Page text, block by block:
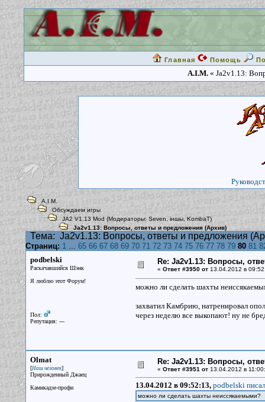
Главная Помощь
A.I.M.« Ja2v1.13:
A.I.M.
Обсуждаем игры
JA2 V1.13 Mod (Модераторы: Seven iншы, KombaT)
Ja2v1.13: Вопросы, ответы и предложения (Архив)
Тема: Ja2v1.13: Вопросы, ответы и предложения
Страниц: 1... 65 66 67 68 69 70 71 72 73 74 75 76 77 78 79 80 81
podbelski
Раскачавшийся Шэнк
Я люблю этот Форум!
Пол:
Репутация: ---
Re: Ja2v1.13: Вопросы,
« Ответ #3950 от13.04.2012 в
можно ли сделать шахты
захватил Камбрию, натренировал
через неделю все выкопают! ну не
Olmat
[Наш человек]
Прирожденный Джаец
Камикадзе-профи
Re: Ja2v1.13: Вопросы,
« Ответ #3951 от13.04.2012 в
13.04.2012 в 09:52:13, podbelski
можно ли сделать шахты неиссякаемыми?